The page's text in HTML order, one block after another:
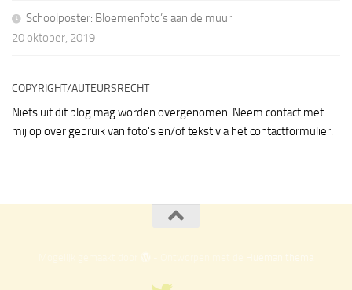
Schoolposter: Bloemenfoto’s aan de muur
20 oktober, 2019
COPYRIGHT/AUTEURSRECHT
Niets uit dit blog mag worden overgenomen. Neem contact met
mij op over gebruik van foto's en/of tekst via het contactformulier.